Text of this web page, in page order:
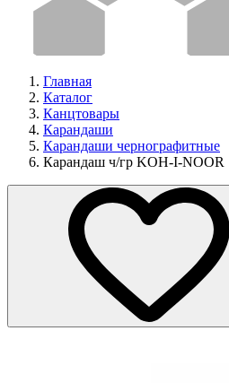
Главная
Каталог
Канцтовары
Карандаши
Карандаши чернографитные
Карандаш ч/гр KOH-I-NOOR